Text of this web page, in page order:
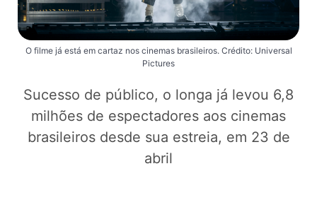
O filme já está em cartaz nos cinemas brasileiros. Crédito: Universal
Pictures
Sucesso de público, o longa já levou 6,8
milhões de espectadores aos cinemas
brasileiros desde sua estreia, em 23 de
abril